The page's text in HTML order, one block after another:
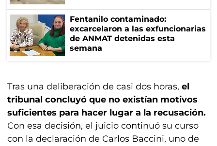
Fentanilo contaminado:
excarcelaron a las exfuncionarias
de ANMAT detenidas esta
semana
Tras una deliberación de casi dos horas, el
tribunal concluyó que no existían motivos
suficientes para hacer lugar a la recusación.
Con esa decisión, el juicio continuó su curso
con la declaración de Carlos Baccini, uno de